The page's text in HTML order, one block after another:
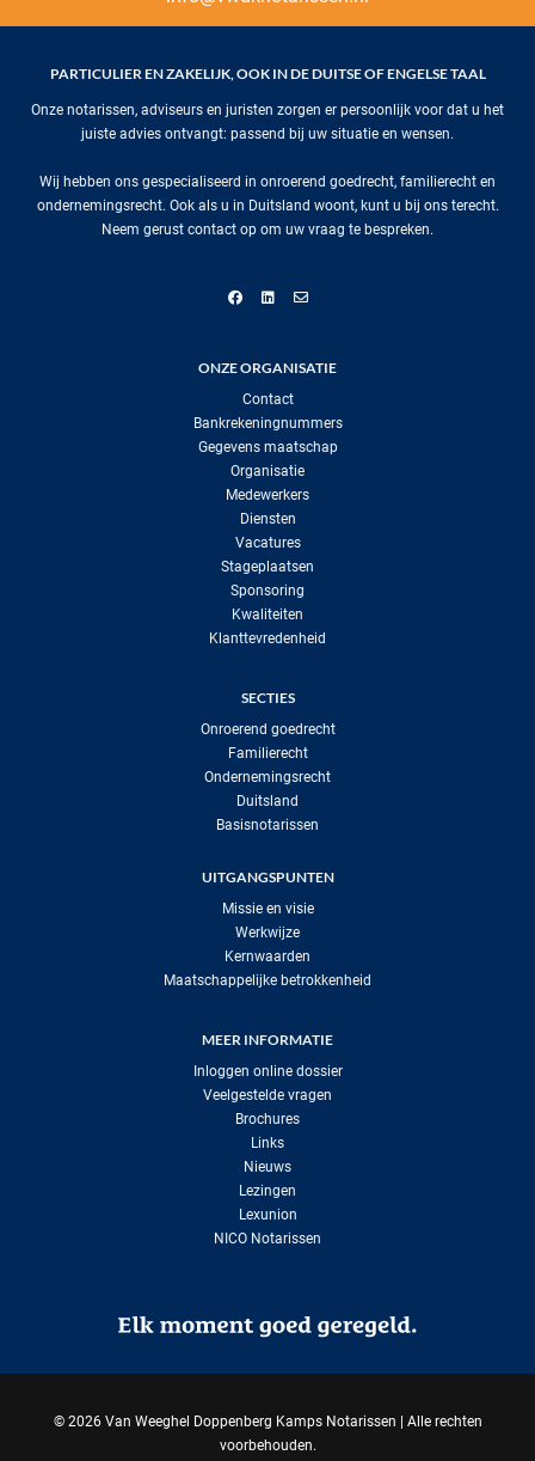
PARTICULIER EN ZAKELIJK, OOK IN DE DUITSE OF ENGELSE TAAL
Onze notarissen, adviseurs en juristen zorgen er persoonlijk voor dat u het
juiste advies ontvangt: passend bij uw situatie en wensen.
Wij hebben ons gespecialiseerd in onroerend goedrecht, familierecht en
ondernemingsrecht. Ook als u in Duitsland woont, kunt u bij ons terecht.
Neem gerust contact op om uw vraag te bespreken.
ONZE ORGANISATIE
Contact
Bankrekeningnummers
Gegevens maatschap
Organisatie
Medewerkers
Diensten
Vacatures
Stageplaatsen
Sponsoring
Kwaliteiten
Klanttevredenheid
SECTIES
Onroerend goedrecht
Familierecht
Ondernemingsrecht
Duitsland
Basisnotarissen
UITGANGSPUNTEN
Missie en visie
Werkwijze
Kernwaarden
Maatschappelijke betrokkenheid
MEER INFORMATIE
Inloggen online dossier
Veelgestelde vragen
Brochures
Links
Nieuws
Lezingen
Lexunion
NICO Notarissen
© 2026 Van Weeghel Doppenberg Kamps Notarissen | Alle rechten
voorbehouden.